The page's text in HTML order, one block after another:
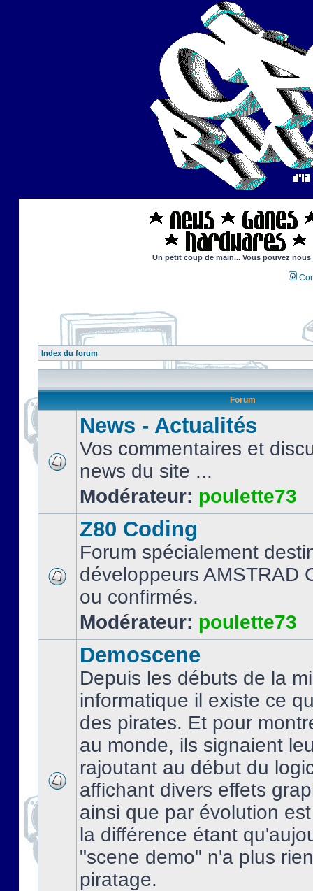
Un petit coup de main... Vous pouvez
Index du forum
Forum
News - Actualités
Vos commentaires et
news du site ...
Modérateur: poulette73
Z80 Coding
Forum spécialement
développeurs AMSTRAD
ou confirmés.
Modérateur: poulette73
Demoscene
Depuis les débuts de la
informatique il existe ce
des pirates. Et pour
au monde, ils signaient
rajoutant au début du
affichant divers effets
ainsi que par évolution
la différence étant
"scene demo" n'a plus
piratage.